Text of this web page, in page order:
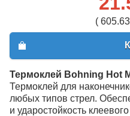
(
Термоклей Bohning Hot
Термоклей для
любых типов стрел.
и ударостойкость